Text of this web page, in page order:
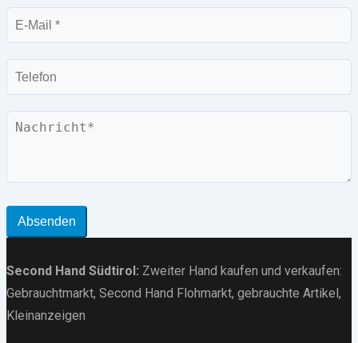
E-
Mail
Telefon
Nachricht
Absenden
Second Hand Südtirol : Zweiter Hand kaufen und verkaufen:
Gebrauchtmarkt, Second Hand Flohmarkt, gebrauchte Artikel ,
Kleinanzeigen